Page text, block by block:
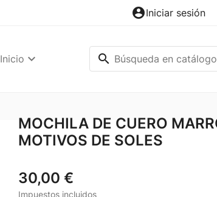
account_circleIniciar sesión
Inicio search
MOCHILA DE CUERO
MOTIVOS DE SOLES
30,00 €
Impuestos incluidos